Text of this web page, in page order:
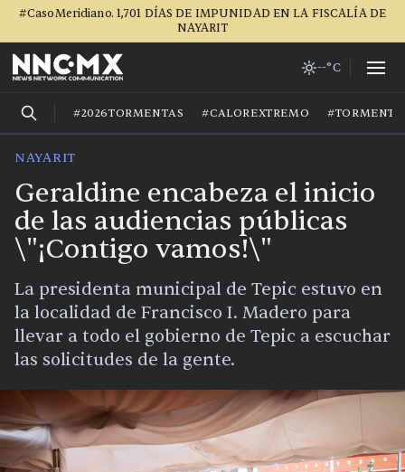
#CasoMeridiano. 1,701 DÍAS DE IMPUNIDAD EN LA FISCALÍA DE
NAYARIT
--°C
#2026TORMENTAS #CALOREXTREMO
NAYARIT
Geraldine encabeza el inicio
de las audiencias públicas
\"¡Contigo vamos!\"
La presidenta municipal de Tepic estuvo en
la localidad de Francisco I. Madero para
llevar a todo el gobierno de Tepic a escuchar
las solicitudes de la gente.